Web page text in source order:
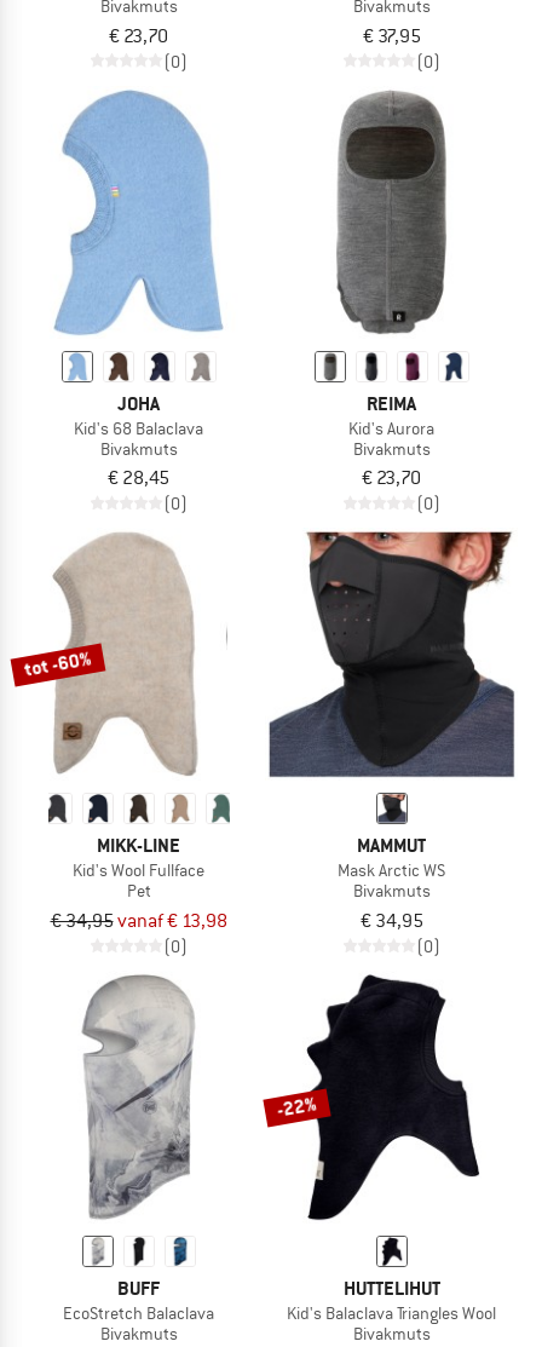
Bivakmuts
€ 23,70
(0)
Bivakmuts
€ 37,95
(0)
JOHA
Kid's 68 Balaclava
Bivakmuts
€ 28,45
(0)
REIMA
Kid's Aurora
Bivakmuts
€ 23,70
(0)
tot -60%
MIKK-LINE
Kid's Wool Fullface
Pet
€ 34,95vanaf € 13,98
(0)
MAMMUT
Mask Arctic WS
Bivakmuts
€ 34,95
(0)
BUFF
EcoStretch Balaclava
Bivakmuts
-22%
HUTTELIHUT
Kid's Balaclava Triangles Wool
Bivakmuts